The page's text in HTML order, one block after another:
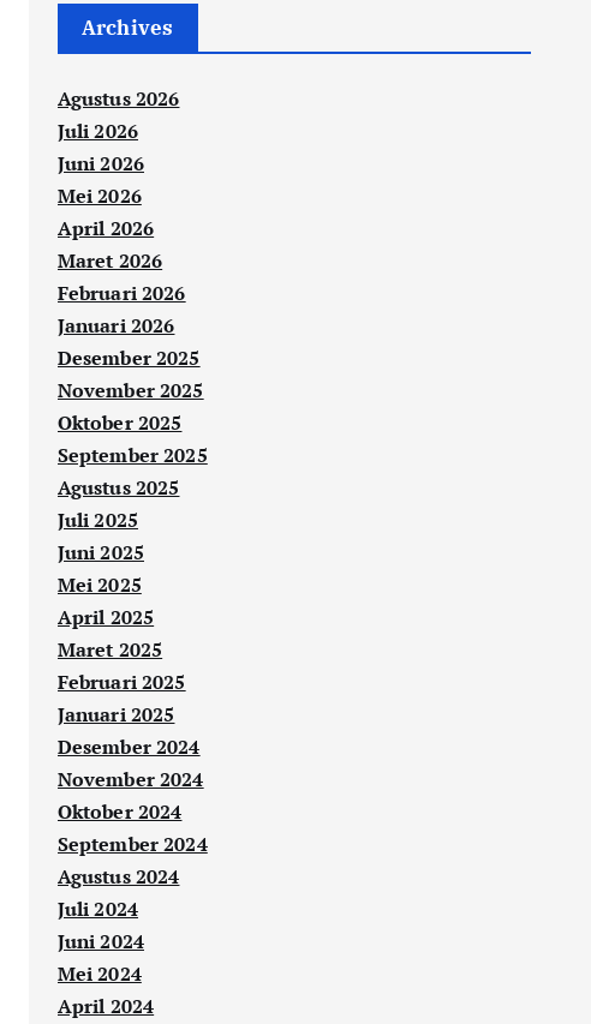
Archives
Agustus 2026
Juli 2026
Juni 2026
Mei 2026
April 2026
Maret 2026
Februari 2026
Januari 2026
Desember 2025
November 2025
Oktober 2025
September 2025
Agustus 2025
Juli 2025
Juni 2025
Mei 2025
April 2025
Maret 2025
Februari 2025
Januari 2025
Desember 2024
November 2024
Oktober 2024
September 2024
Agustus 2024
Juli 2024
Juni 2024
Mei 2024
April 2024